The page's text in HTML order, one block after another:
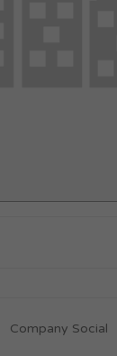
Company Social